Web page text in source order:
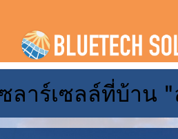
content
ลาร์เซลล์ที่บ้าน